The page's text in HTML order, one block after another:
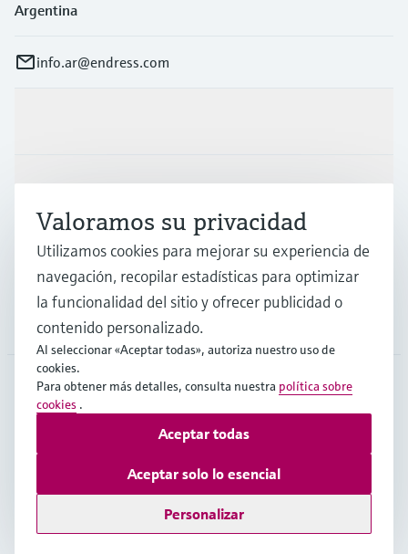
Argentina
info.ar@endress.com
Industrias
Soporte
Compañía
ARG•Español
Copyright © Endress+Hauser Group Services AG
Pie editorialTérminos de usoProtección de datosTCG
Valoramos su privacidad
Utilizamos cookies para mejorar su experiencia de
navegación, recopilar estadísticas para optimizar
la funcionalidad del sitio y ofrecer publicidad o
contenido personalizado.
Al seleccionar «Aceptar todas», autoriza nuestro uso de
cookies.
Para obtener más detalles, consulta nuestra política sobre
cookies .
Personalizar
Aceptar solo lo esencial
Aceptar todas